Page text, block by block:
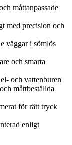
måttanpassade
med precision och
väggar i sömlös
och smarta
och vattenburen
måttbeställda
för rätt tryck
enligt